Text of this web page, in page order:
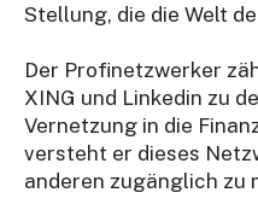
Stellung, die die Welt
Der Profinetzwerker
XING und Linkedin zu
Vernetzung in die
versteht er dieses
anderen zugänglich zu